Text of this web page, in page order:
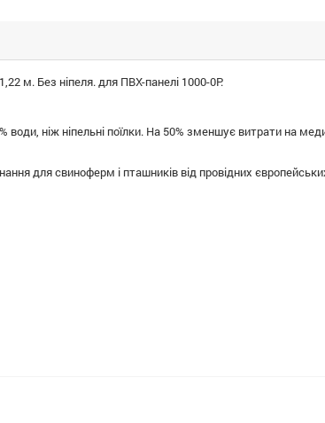
м. Без ніпеля. для ПВХ-панелі 1000-0P.
ніж ніпельні поїлки. На 50% зменшує витрати на
для свиноферм і пташників від провідних